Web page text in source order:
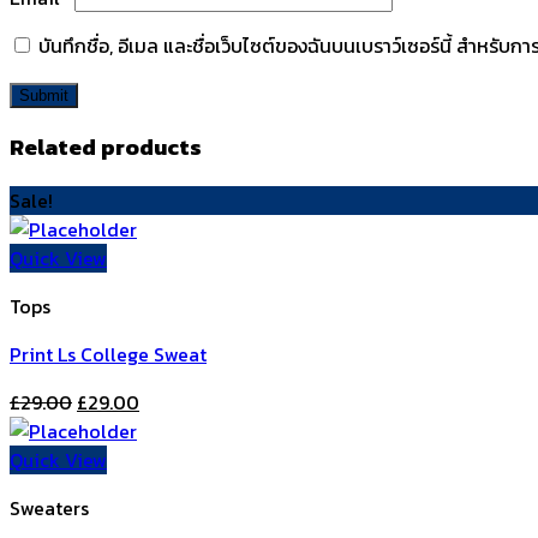
บันทึกชื่อ, อีเมล และชื่อเว็บไซต์ของฉันบนเบราว์เซอร์นี้ สำหรับก
Related products
Sale!
Quick View
Tops
Print Ls College Sweat
£29.00 £29.00
Quick View
Sweaters